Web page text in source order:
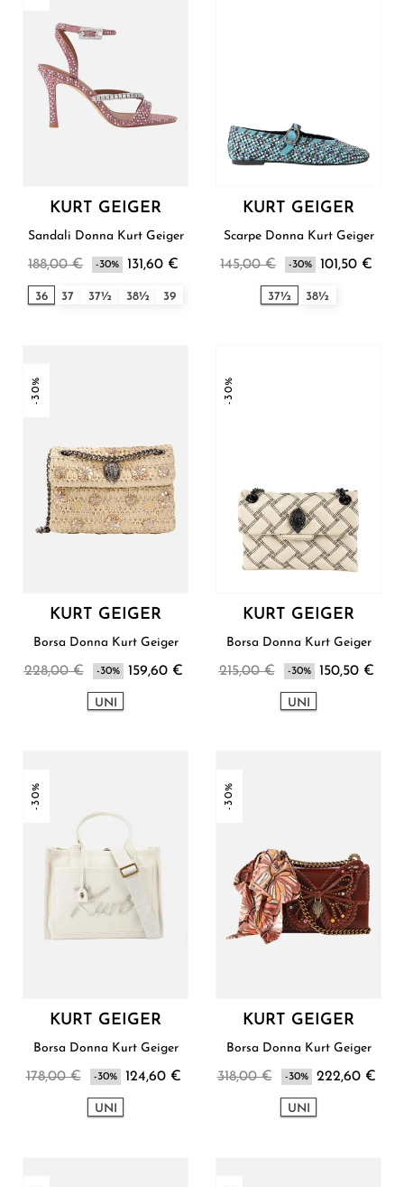
KURT GEIGER
Sandali Donna Kurt Geiger
188,00 € -30% 131,60 €
36 37 37½ 38½ 39
KURT GEIGER
Scarpe Donna Kurt Geiger
145,00 € -30% 101,50 €
37½ 38½
-30%
KURT GEIGER
Borsa Donna Kurt Geiger
228,00 € -30% 159,60 €
UNI
-30%
KURT GEIGER
Borsa Donna Kurt Geiger
215,00 € -30% 150,50 €
UNI
-30%
KURT GEIGER
Borsa Donna Kurt Geiger
178,00 € -30% 124,60 €
UNI
-30%
KURT GEIGER
Borsa Donna Kurt Geiger
318,00 € -30% 222,60 €
UNI